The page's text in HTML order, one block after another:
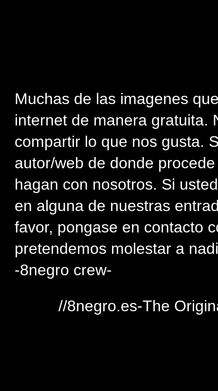
Muchas de las imagenes
internet de manera gratuita.
compartir lo que nos gusta.
autor/web de donde
hagan con nosotros. Si
en alguna de nuestras
favor, pongase en contacto
pretendemos molestar a
-8negro crew-
//8negro.es-The